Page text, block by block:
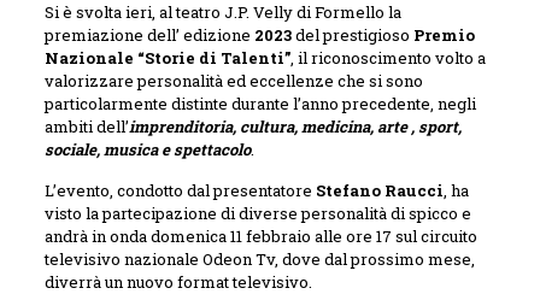
Si è svolta ieri, al teatro J.P. Velly di Formello la
premiazione dell’ edizione 2023del prestigioso Premio
Nazionale “Storie di Talenti”, il riconoscimento volto a
valorizzare personalità ed eccellenze che si sono
particolarmente distinte durante l’anno precedente, negli
ambiti dell’imprenditoria, cultura, medicina, arte , sport,
sociale, musica e spettacolo.
L’evento, condotto dal presentatore Stefano Raucci, ha
visto la partecipazione di diverse personalità di spicco e
andrà in onda domenica 11 febbraio alle ore 17 sul circuito
televisivo nazionale Odeon Tv, dove dal prossimo mese,
diverrà un nuovo format televisivo.